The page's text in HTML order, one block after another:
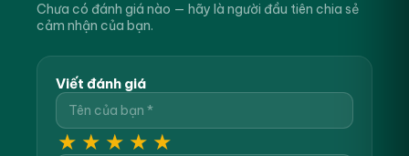
Chưa có đánh giá nào — hãy là người đầu tiên chia sẻ
cảm nhận của bạn.
Viết đánh giá
★ ★ ★ ★ ★